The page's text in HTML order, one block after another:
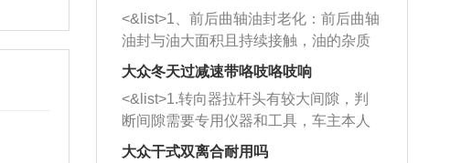
西取出来。但如果是因为积碳过多引起
的堵塞，就需要将三元催化器泡在草酸
洗剂对堵塞的情况得到解决，将清洗剂
放在燃油箱中，与燃油混合后，车辆启
动时，就可以和汽油一起进入到燃烧
室，最后形成废气排出，就可以让三元
一圈半的练习，往右同样也要打相同的
圈数。 <&list>3、最后强调要反复练
习，这样就可以形成肌肉记忆，在真实
驾驶车辆时，不需要记忆也能打好方
向。
<&list>1、前后曲轴油封老化：前后曲轴
油封与油大面积且持续接触，油的杂质
和发动机内持续温度变化使其密封效果
逐渐减弱，导致渗油或漏油。<&list>2、
活塞间隙过大：积碳会使活塞环与缸体
的间隙扩大，导致机油流入燃烧室中，
造成烧机油。<&list>3、机油粘度。使用
大众冬天过减速带咯吱咯吱响
<&list>1.转向器拉杆头有较大间隙，判
断间隙需要专用仪器和工具，车主本人
无法制作，需要将车辆送到修理厂或4s
大众干式双离合耐用吗